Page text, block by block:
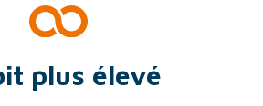
plus élevé